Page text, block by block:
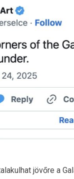
jövőre a